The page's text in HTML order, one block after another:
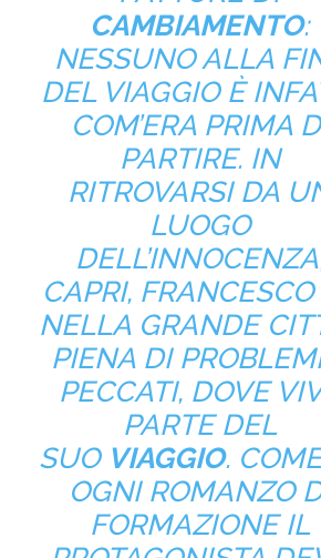
CAMBIAMENTO:
NESSUNO ALLA
DEL VIAGGIO È
COM’ERA PRIMA
PARTIRE. IN
RITROVARSIDA
LUOGO
CAPRI, FRANCESCO
NELLA GRANDE
PIENA DI
PECCATI, DOVE
PARTE DEL
SUO VIAGGIO.
OGNI ROMANZO
FORMAZIONE IL